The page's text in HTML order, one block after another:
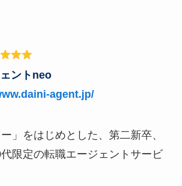
ントneo
agent.jp/
」をはじめとした、第二新卒、
限定の転職エージェントサービ